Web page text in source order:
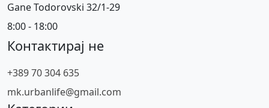
Gane Todorovski 32/1-29
8:00 - 18:00
Контактирај не
+389 70 304 635
mk.urbanlife@gmail.com